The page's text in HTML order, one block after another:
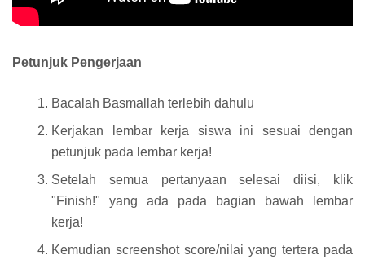
Petunjuk Pengerjaan
Bacalah Basmallah terlebih dahulu
Kerjakan lembar kerja siswa ini sesuai dengan
petunjuk pada lembar kerja!
Setelah semua pertanyaan selesai diisi, klik
"Finish!" yang ada pada bagian bawah lembar
kerja!
Kemudian screenshot score/nilai yang tertera pada